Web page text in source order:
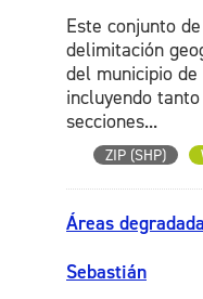
Este conjunto
delimitación
del municipio
incluyendo
secciones...
ZIP (SHP)
Áreas
Sebastián